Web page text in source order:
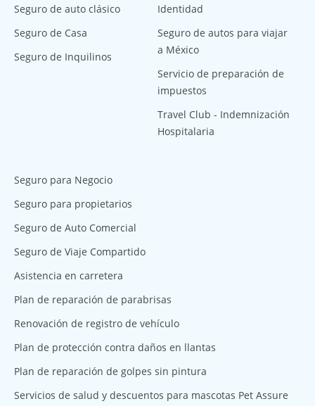
Seguro de auto clásico
Seguro de Casa
Seguro de Inquilinos
Identidad
Seguro de autos para viajar
a México
Servicio de preparación de
impuestos
Travel Club - Indemnización
Hospitalaria
Seguro para Negocio
Seguro para propietarios
Seguro de Auto Comercial
Seguro de Viaje Compartido
Asistencia en carretera
Plan de reparación de parabrisas
Renovación de registro de vehículo
Plan de protección contra daños en llantas
Plan de reparación de golpes sin pintura
Servicios de salud y descuentos para mascotas Pet Assure